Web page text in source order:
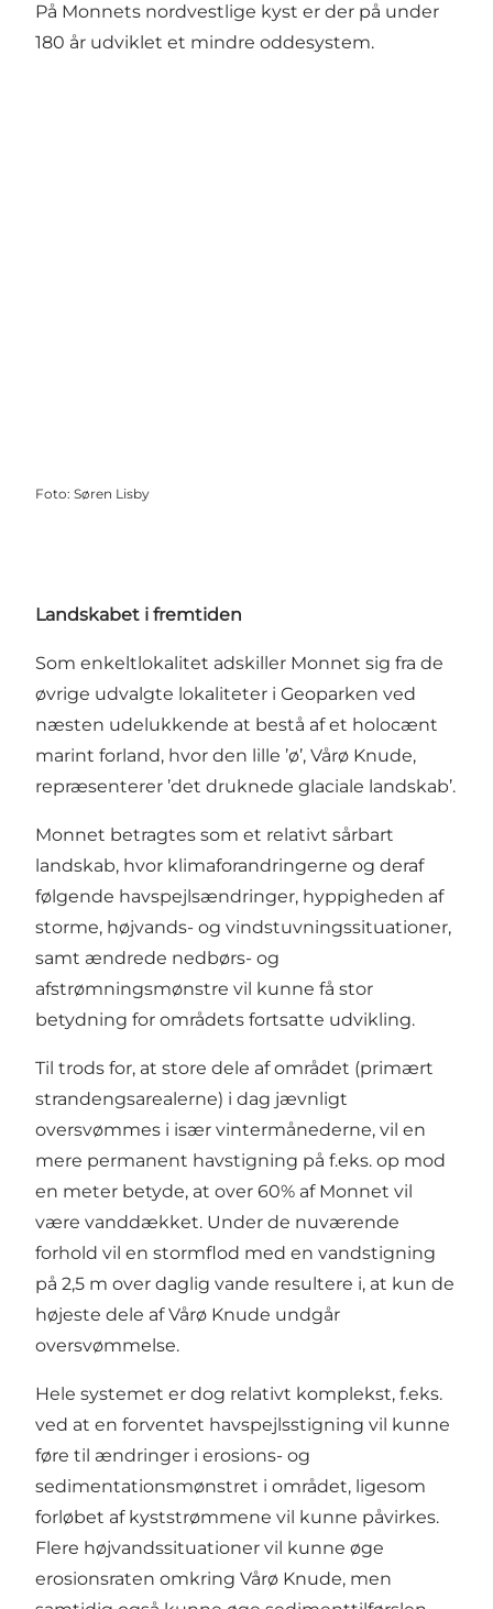
På Monnets nordvestlige kyst er der på under
180 år udviklet et mindre oddesystem.
Foto: Søren Lisby
Landskabet i fremtiden
Som enkeltlokalitet adskiller Monnet sig fra de
øvrige udvalgte lokaliteter i Geoparken ved
næsten udelukkende at bestå af et holocænt
marint forland, hvor den lille ’ø’, Vårø Knude,
repræsenterer ’det druknede glaciale landskab’.
Monnet betragtes som et relativt sårbart
landskab, hvor klimaforandringerne og deraf
følgende havspejlsændringer, hyppigheden af
storme, højvands- og vindstuvningssituationer,
samt ændrede nedbørs- og
afstrømningsmønstre vil kunne få stor
betydning for områdets fortsatte udvikling.
Til trods for, at store dele af området (primært
strandengsarealerne) i dag jævnligt
oversvømmes i især vintermånederne, vil en
mere permanent havstigning på f.eks. op mod
en meter betyde, at over 60% af Monnet vil
være vanddækket. Under de nuværende
forhold vil en stormflod med en vandstigning
på 2,5 m over daglig vande resultere i, at kun de
højeste dele af Vårø Knude undgår
oversvømmelse.
Hele systemet er dog relativt komplekst, f.eks.
ved at en forventet havspejlsstigning vil kunne
føre til ændringer i erosions- og
sedimentationsmønstret i området, ligesom
forløbet af kyststrømmene vil kunne påvirkes.
Flere højvandssituationer vil kunne øge
erosionsraten omkring Vårø Knude, men